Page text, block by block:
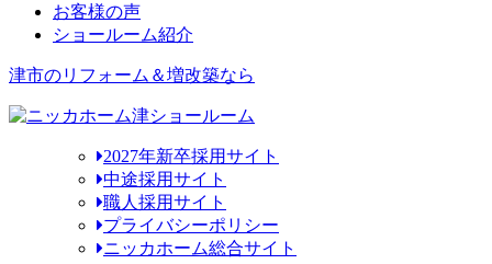
お客様の声
ショールーム紹介
津市のリフォーム＆増改築なら
2027年新卒採用サイト
中途採用サイト
職人採用サイト
プライバシーポリシー
ニッカホーム総合サイト